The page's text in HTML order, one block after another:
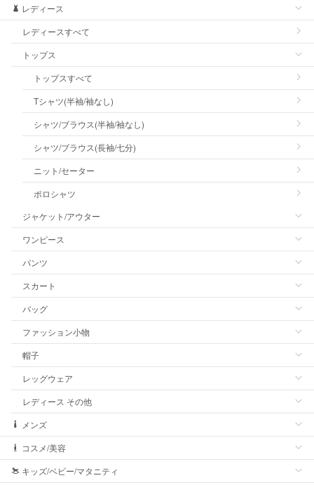
レディース
レディースすべて
トップス
トップスすべて
Tシャツ(半袖/袖なし)
シャツ/ブラウス(半袖/袖なし)
シャツ/ブラウス(長袖/七分)
ニット/セーター
ポロシャツ
ジャケット/アウター
ワンピース
パンツ
スカート
バッグ
ファッション小物
帽子
レッグウェア
レディース その他
メンズ
コスメ/美容
キッズ/ベビー/マタニティ